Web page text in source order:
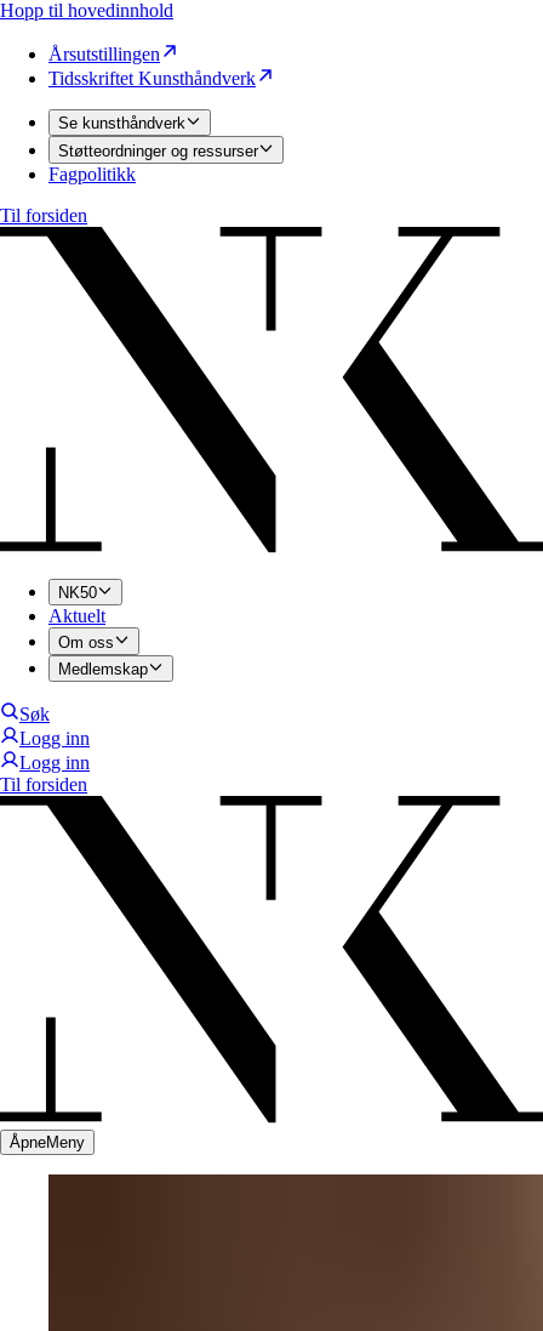
Hopp til hovedinnhold
Årsutstillingen
Tidsskriftet Kunsthåndverk
Se kunsthåndverk
Støtteordninger og ressurser
Fagpolitikk
Til forsiden
NK50
Aktuelt
Om oss
Medlemskap
Søk
Logg inn
Logg inn
Til forsiden
ÅpneMeny